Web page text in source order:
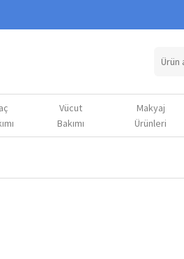
Vücut
Bakımı
Makyaj
Ürünleri